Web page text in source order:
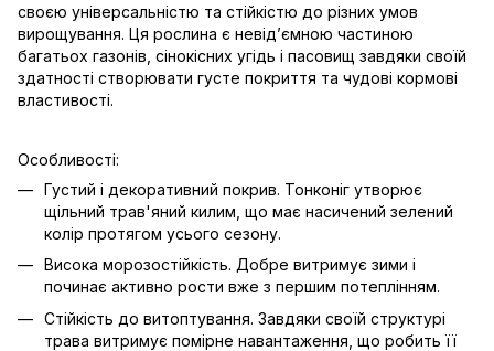
своєю універсальністю та стійкістю до різних умов
вирощування. Ця рослина є невід’ємною частиною
багатьох газонів, сінокісних угідь і пасовищ завдяки своїй
здатності створювати густе покриття та чудові кормові
властивості.
Особливості:
Густий і декоративний покрив. Тонконіг утворює
щільний трав'яний килим, що має насичений зелений
колір протягом усього сезону.
Висока морозостійкість. Добре витримує зими і
починає активно рости вже з першим потеплінням.
Стійкість до витоптування. Завдяки своїй структурі
трава витримує помірне навантаження, що робить її